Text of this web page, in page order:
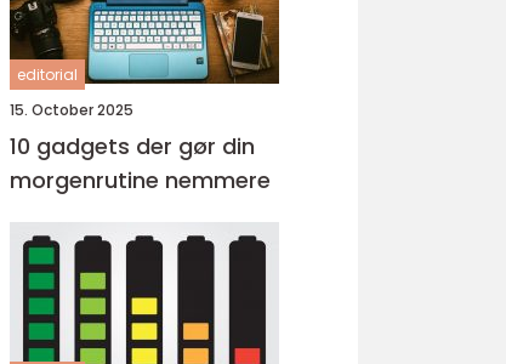
editorial
15. October 2025
10 gadgets der gør din
morgenrutine nemmere